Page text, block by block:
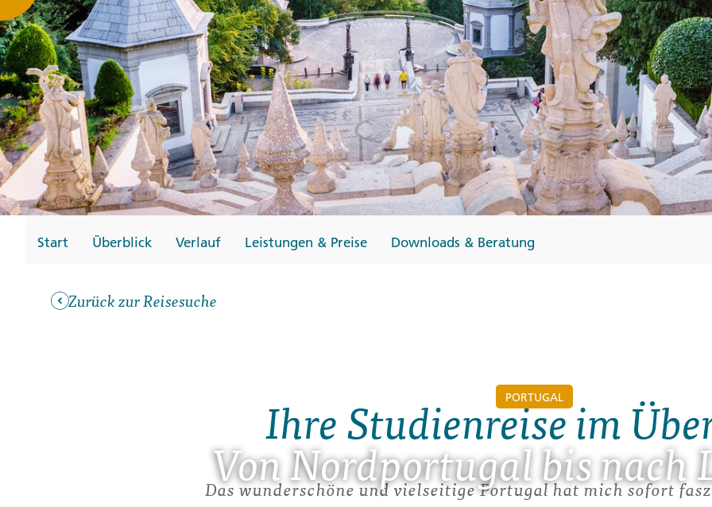
Finnland
→
Gutscheine
Messen und Veranstaltungen
Notfallteam und
Krisenmanagement
→
→
PORTUGAL
Von Nordportugal bis nach
Start Überblick Verlauf Leistungen & Preise Downloads & Beratung
Zurück zur Reisesuche
Ihre Studienreise im
Das wunderschöne und vielseitige Portugal hat mich sofort